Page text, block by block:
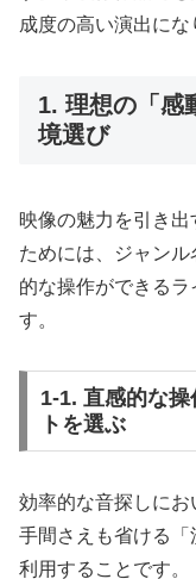
成度の高い演出にな
1. 理想の「感
境選び
映像の魅力を引き
ためには、ジャン
的な操作ができる
す。
1-1. 直感的な
トを選ぶ
効率的な音探しに
手間さえも省ける
利用することです。